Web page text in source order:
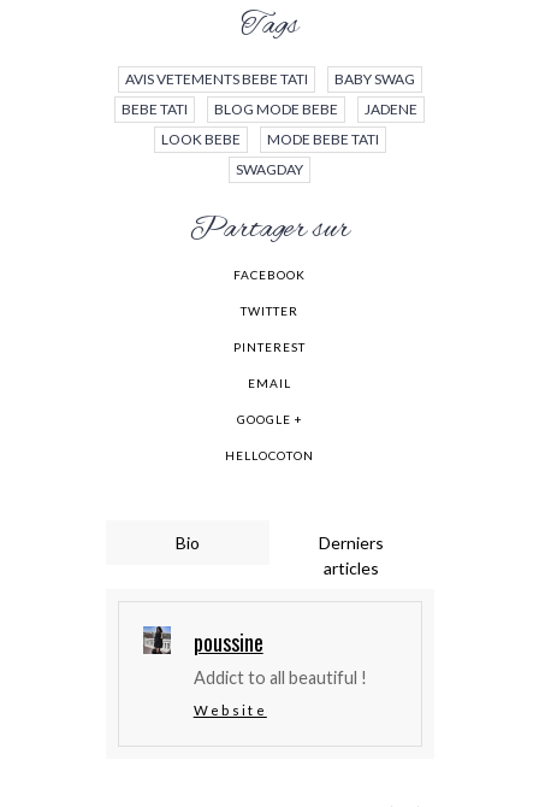
Tags
AVIS VETEMENTS BEBE TATI
BABY SWAG
BEBE TATI
BLOG MODE BEBE
JADENE
LOOK BEBE
MODE BEBE TATI
SWAGDAY
Partager sur
FACEBOOK
TWITTER
PINTEREST
EMAIL
GOOGLE +
HELLOCOTON
Bio
Derniers
articles
poussine
Addict to all beautiful !
Website